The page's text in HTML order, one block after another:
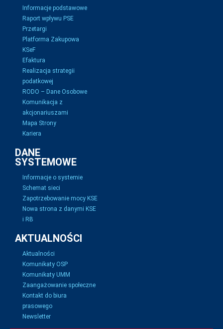
Informacje podstawowe
Raport wpływu PSE
Przetargi
Platforma Zakupowa
KSeF
Efaktura
Realizacja strategii
podatkowej
RODO – Dane Osobowe
Komunikacja z
akcjonariuszami
Mapa Strony
Kariera
DANE
SYSTEMOWE
Informacje o systemie
Schemat sieci
Zapotrzebowanie mocy KSE
Nowa strona z danymi KSE
i RB
AKTUALNOŚCI
Aktualności
Komunikaty OSP
Komunikaty UMM
Zaangażowanie społeczne
Kontakt do biura
prasowego
Newsletter